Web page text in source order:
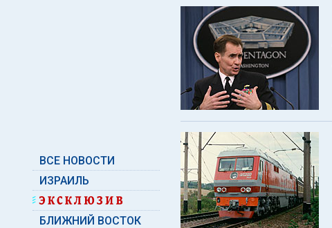
ВСЕ НОВОСТИ
ИЗРАИЛЬ
БЛИЖНИЙ ВОСТОК